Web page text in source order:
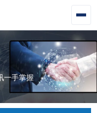
一手掌握